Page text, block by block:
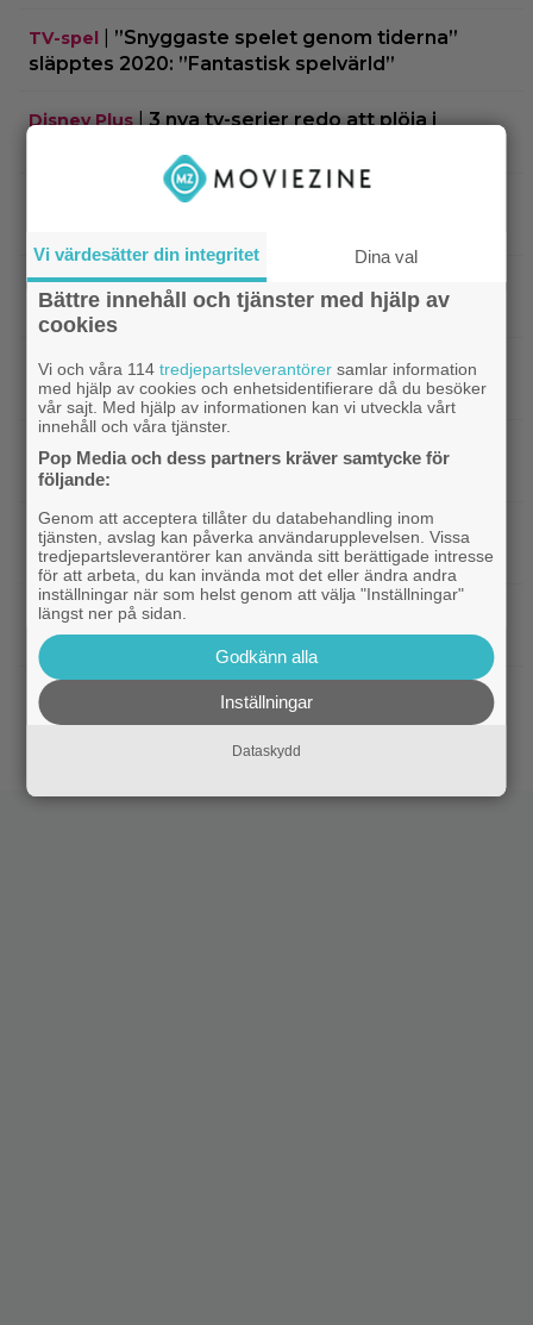
TV-spel
”Snyggaste spelet genom tiderna”
släpptes 2020: ”Fantastisk spelvärld”
Disney Plus|3 nya tv-serier redo att plöja i
Thrillern med Katherine Heigl sålde bara
Dokumentär|Från skaparen av ”Tiger King”:
HBO-dokumentär om reptilsmuggling hyllas
TV-spel|”Borderlands”-regissören om
kalkonfilmen – ”Den tillhörde ingen”
Casting |3 nya X-Men är redan klara… och det
ryktas om fler heta namn
Hollywood|Morgan Freeman medger: Gör dåliga
filmer – om lönen är hög nog
Netflix |Glöm Tom Hanks – här är Netflix nya
Robert Langdon-skådis
HBO Max
”Gilmore Girls” fyller 25 år –
återvänder med ny dokumentär
Vi värdesätter din integritet Dina val
Bättre innehåll och tjänster med hjälp av
cookies
Vi och våra 114tredjepartsleverantörer samlar information
med hjälp av cookies och enhetsidentifierare då du besöker
vår sajt. Med hjälp av informationen kan vi utveckla vårt
innehåll och våra tjänster.
Pop Media och dess partners kräver samtycke för
följande:
Genom att acceptera tillåter du databehandling inom
tjänsten, avslag kan påverka användarupplevelsen. Vissa
tredjepartsleverantörer kan använda sitt berättigade intresse
för att arbeta, du kan invända mot det eller ändra andra
inställningar när som helst genom att välja "Inställningar"
längst ner på sidan.
Godkänn alla
Inställningar
Dataskydd